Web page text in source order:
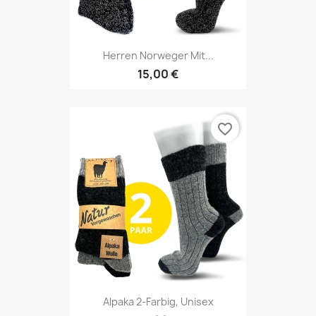
Herren Norweger Mit...
15,00 €
Alpaka 2-Farbig, Unisex
favorite_border